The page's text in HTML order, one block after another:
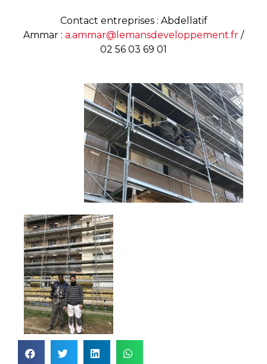
Contact entreprises : Abdellatif
Ammar : a.ammar@lemansdeveloppement.fr /
02 56 03 69 01